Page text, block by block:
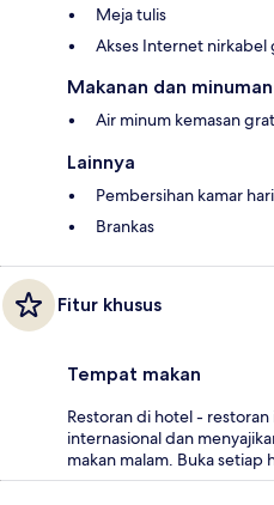
Meja tulis
Akses Internet nirkabel
Makanan dan minuman
Air minum kemasan
Lainnya
Pembersihan kamar
Brankas
Fitur khusus
Tempat makan
Restoran di hotel - restoran
internasional dan
makan malam. Buka setiap